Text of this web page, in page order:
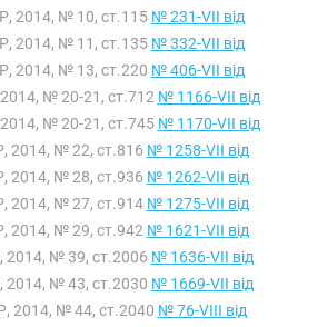
2014, № 10, ст.115 № 231-VII від
2014, № 11, ст.135 № 332-VII від
2014, № 13, ст.220 № 406-VII від
№ 20-21, ст.712 № 1166-VII від
№ 20-21, ст.745 № 1170-VII від
2014, № 22, ст.816 № 1258-VII від
2014, № 28, ст.936 № 1262-VII від
2014, № 27, ст.914 № 1275-VII від
2014, № 29, ст.942 № 1621-VII від
2014, № 39, ст.2006 № 1636-VII від
2014, № 43, ст.2030 № 1669-VII від
2014, № 44, ст.2040 № 76-VIII від